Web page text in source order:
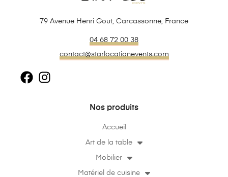
79 Avenue Henri Gout, Carcassonne, France
04 68 72 00 38
contact@starlocationevents.com
Nos produits
Accueil
Art de la table
Mobilier
Matériel de cuisine